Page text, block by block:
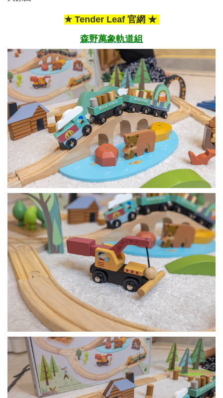
★ Tender Leaf 官網 ★
森野萬象軌道組